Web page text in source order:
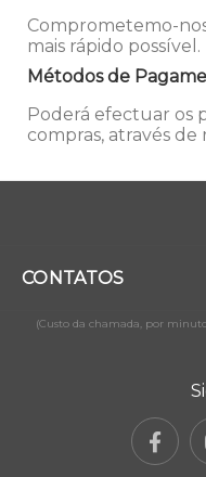
Comprometemo-
mais rápido possível.
Métodos de
Poderá efectuar os
compras, através
CONTATOS
(Custo da chamada, por